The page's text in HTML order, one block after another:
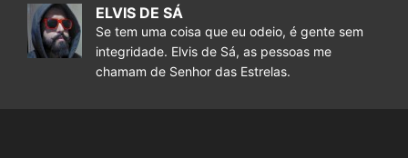
ELVIS DE SÁ
Se tem uma coisa que eu odeio, é gente sem
integridade. Elvis de Sá, as pessoas me
chamam de Senhor das Estrelas.